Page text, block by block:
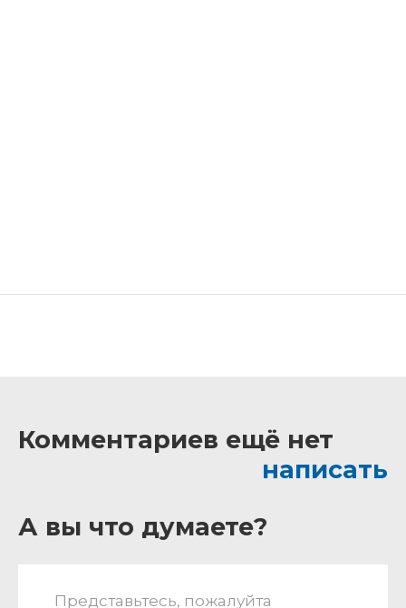
Комментариев ещё нет
написать
А вы что думаете?